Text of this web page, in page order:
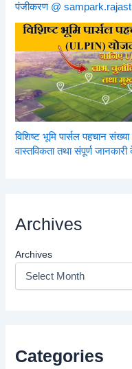
पंजीकरण @
विशिष्ट भूमि पार्सल पहचान
वास्तविकता तथा संपूर्ण
Archives
Archives
Categories